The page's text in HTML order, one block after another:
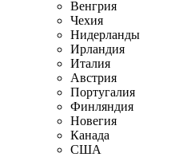
Венгрия
Чехия
Нидерланды
Ирландия
Италия
Австрия
Португалия
Финляндия
Новегия
Канада
США